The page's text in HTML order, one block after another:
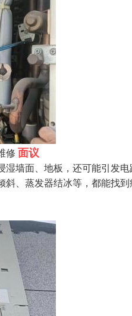
修 面议
墙面、地板，还可能引发
、蒸发器结冰等，都能找